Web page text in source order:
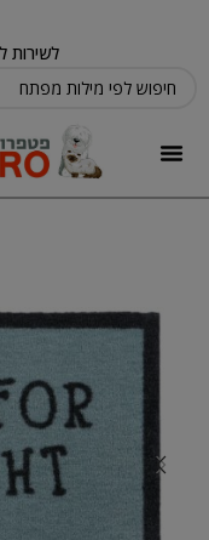
לשירות